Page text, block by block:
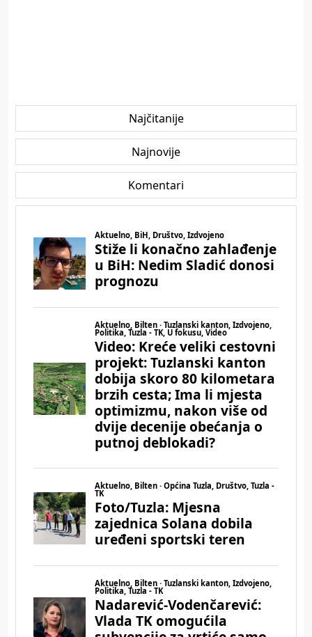
Najčitanije
Najnovije
Komentari